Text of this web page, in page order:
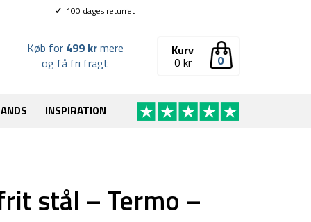
✓ 100 dages returret
0
Kurv
0 kr
Køb for 499 krmere
og få fri fragt
INSPIRATION
stål – Termo –